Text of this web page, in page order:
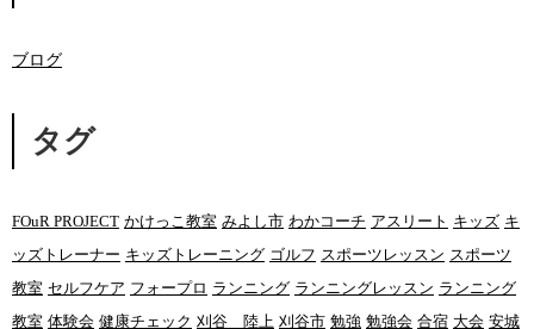
ブログ
タグ
FOuR PROJECT かけっこ教室 みよし市 わかコーチ アスリート キッズ キ
ッズトレーナー キッズトレーニング ゴルフ スポーツレッスン スポーツ
教室 セルフケア フォープロ ランニング ランニングレッスン ランニング
教室 体験会 健康チェック 刈谷 陸上 刈谷市 勉強 勉強会 合宿 大会 安城